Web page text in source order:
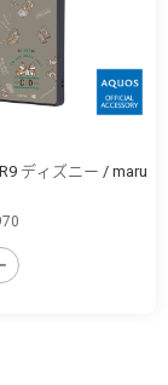
ディズニー / maru